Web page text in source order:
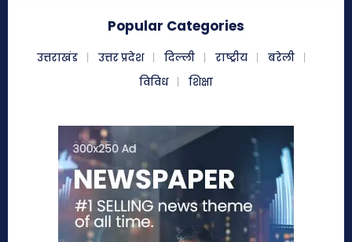
Popular Categories
उत्तराखंड उत्तर प्रदेश दिल्ली राष्ट्रीय
बरेली
विविध
शिक्षा